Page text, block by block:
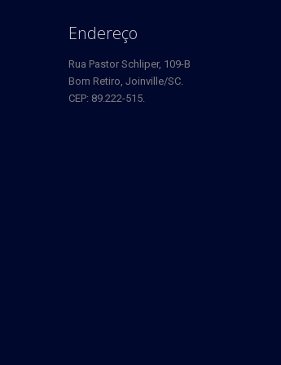
Endereço
Rua Pastor Schliper, 109-B
Bom Retiro, Joinville/SC.
CEP: 89.222-515.